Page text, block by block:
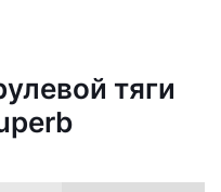
тяги